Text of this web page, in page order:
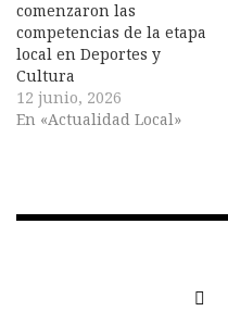
comenzaron las
competencias de la etapa
local en Deportes y
Cultura
12 junio, 2026
En «Actualidad Local»